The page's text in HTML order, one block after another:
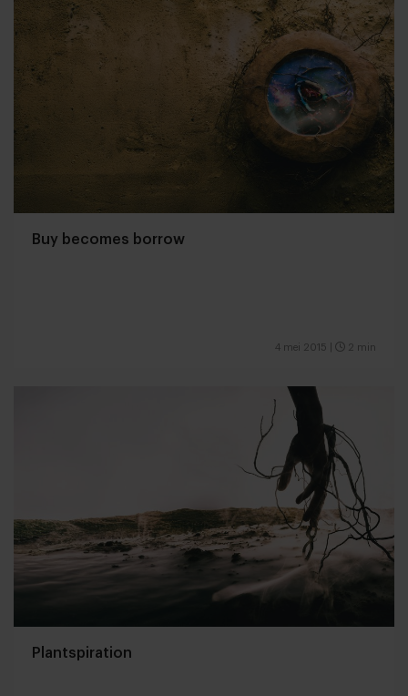
Buy becomes borrow
4 mei 2015 2 min
Plantspiration